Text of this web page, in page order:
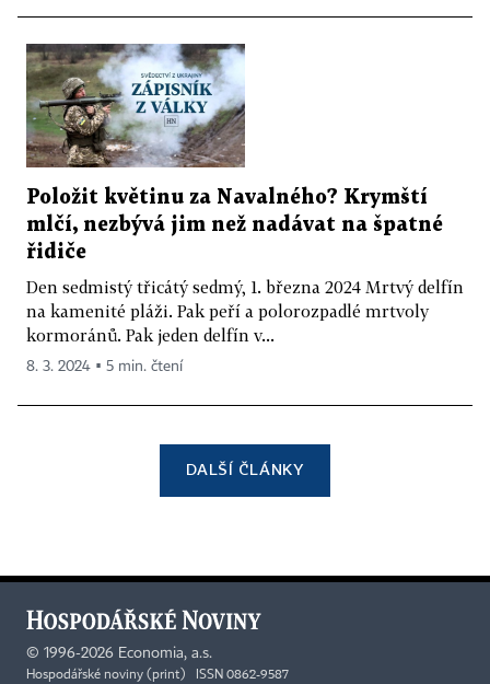
Položit květinu za Navalného? Krymští
mlčí, nezbývá jim než nadávat na špatné
řidiče
Den sedmistý třicátý sedmý, 1. března 2024 Mrtvý delfín
na kamenité pláži. Pak peří a polorozpadlé mrtvoly
kormoránů. Pak jeden delfín v...
8. 3. 2024 ▪ 5 min. čtení
DALŠÍ ČLÁNKY
© 1996-2026 Economia, a.s.
Hospodářské noviny (print) ISSN 0862-9587